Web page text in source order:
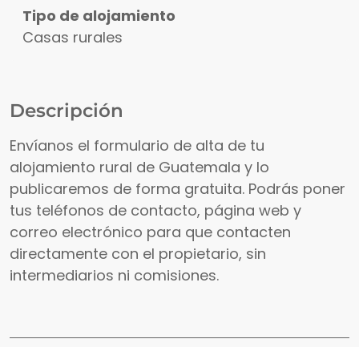
Tipo de alojamiento
Casas rurales
Descripción
Envíanos el formulario de alta de tu
alojamiento rural de Guatemala y lo
publicaremos de forma gratuita. Podrás poner
tus teléfonos de contacto, página web y
correo electrónico para que contacten
directamente con el propietario, sin
intermediarios ni comisiones.